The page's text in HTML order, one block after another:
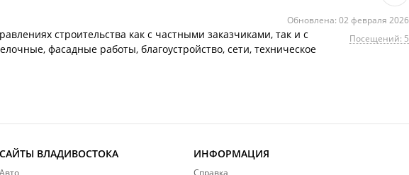
Обновлена: 02 февраля 2026
Посещений: 5
строительства как с частными заказчиками, так и с
фасадные работы, благоустройство, сети, техническое
САЙТЫ ВЛАДИВОСТОКА
Авто
ИНФОРМАЦИЯ
Справка